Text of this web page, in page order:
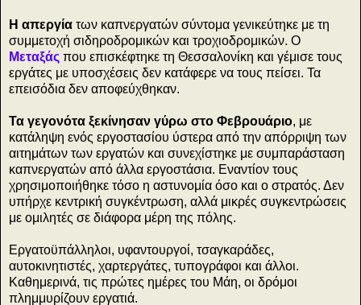
Η απεργία των καπνεργατών σύντομα γενικεύτηκε με τη
συμμετοχή σιδηροδρομικών και τροχιοδρομικών. Ο
Μεταξάς που επισκέφτηκε τη Θεσσαλονίκη και γέμισε τους
εργάτες με υποσχέσεις δεν κατάφερε να τους πείσει. Τα
επεισόδια δεν αποφεύχθηκαν.
Τα γεγονότα ξεκίνησαν γύρω στο Φεβρουάριο, με
κατάληψη ενός εργοστασίου ύστερα από την απόρριψη των
αιτημάτων των εργατών και συνεχίστηκε με συμπαράσταση
καπνεργατών από άλλα εργοστάσια. Εναντίον τους
χρησιμοποιήθηκε τόσο η αστυνομία όσο και ο στρατός. Δεν
υπήρχε κεντρική συγκέντρωση, αλλά μικρές συγκεντρώσεις
με ομιλητές σε διάφορα μέρη της πόλης.
Εργατοϋπάλληλοι, υφαντουργοί, τσαγκαράδες,
αυτοκινητιστές, χαρτεργάτες, τυπογράφοι και άλλοι.
Καθημερινά, τις πρώτες ημέρες του Μάη, οι δρόμοι
πλημμυρίζουν εργατιά.